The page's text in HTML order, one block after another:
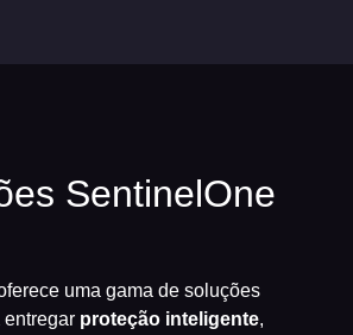
SentinelOne
uma gama de soluções
entregar proteção inteligente,